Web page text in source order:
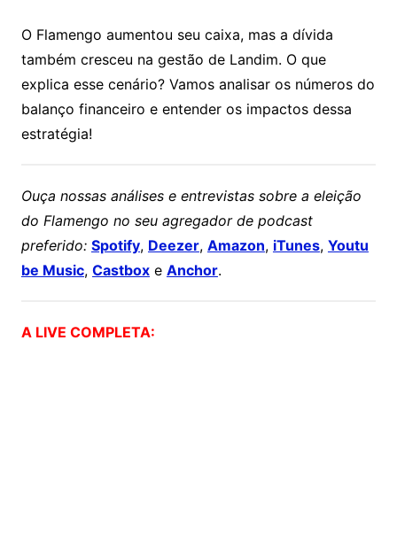
O Flamengo aumentou seu caixa, mas a dívida
também cresceu na gestão de Landim. O que
explica esse cenário? Vamos analisar os números do
balanço financeiro e entender os impactos dessa
estratégia!
Ouça nossas análises e entrevistas sobre a eleição
do Flamengo no seu agregador de podcast
preferido: Spotify, Deezer, Amazon, iTunes, Youtu
be Music, Castboxe Anchor.
A LIVE COMPLETA: